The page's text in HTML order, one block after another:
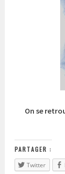
On se
PARTAGER :
Twitter